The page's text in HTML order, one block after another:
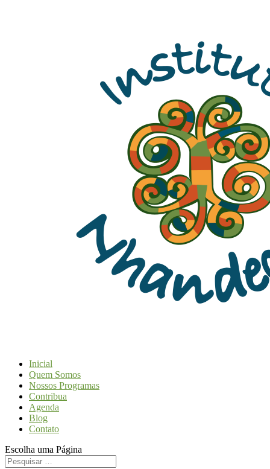
Inicial
Quem Somos
Nossos Programas
Contribua
Agenda
Blog
Contato
Escolha uma Página